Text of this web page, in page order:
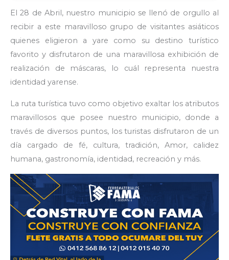
El 28 de Abril, nuestro municipio se llenó de orgullo al
recibir a este maravilloso grupo de visitantes asiáticos
quienes eligieron a yare como su destino turístico
favorito y disfrutaron de una maravillosa exhibición de
realización de máscaras, lo cuál representa nuestra
identidad yarense.
La ruta turística tuvo como objetivo exaltar los atributos
maravillosos que posee nuestro municipio, donde a
través de diversos puntos, los turistas disfrutaron de un
día cargado de fé, cultura, tradición, Amor, calidez
humana, gastronomía, identidad, recreación y más.